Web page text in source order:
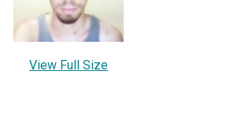
View Full Size